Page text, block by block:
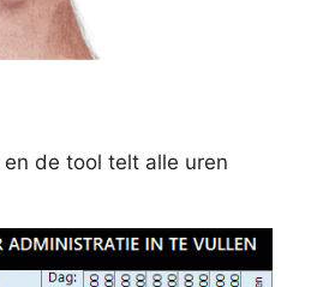
de tool telt alle uren